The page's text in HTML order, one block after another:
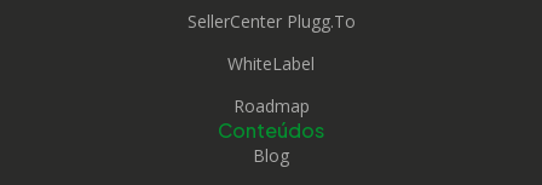
SellerCenter Plugg.To
WhiteLabel
Roadmap
Conteúdos
Blog